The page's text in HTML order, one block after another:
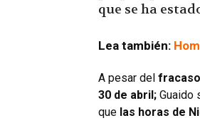
que se ha
Lea también:
A pesar del
30 de abril; Guaido
que las horas de